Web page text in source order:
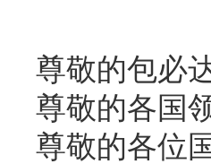
尊敬的包必
尊敬的各国
尊敬的各位